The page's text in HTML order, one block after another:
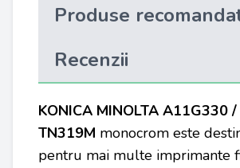
Produse
Recenzii
KONICA MINOLTA A11G330 /
TN319M monocrom este
pentru mai multe imprimante